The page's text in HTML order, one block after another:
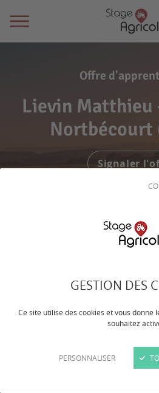
GESTION DES
Ce site utilise des cookies et vous donne
souhaitez
PERSONNALISER
Offre
Lievin Matthieu
Nortbécourt
Signaler
Bonjour, Exploitation
chèvres laitières sans
fromagère. 300
alpines. Surfaces en
pour l'alimentation du